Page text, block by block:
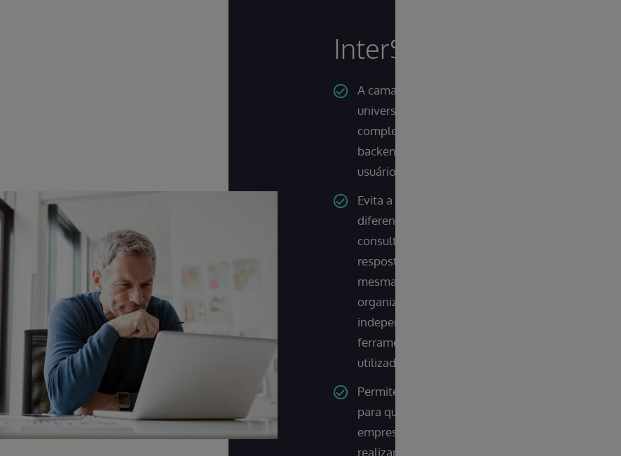
InterSystems?
A camada semântica
universal torna estruturas
complexas de dados
backend mais acessíveis a
usuários não-técnicos
Evita a questão dos
diferentes dialectos de
consulta para fornecer
respostas consistentes à
mesma pergunta em toda a
organização,
independentemente da
ferramenta de BI ou IA
utilizada
Permite o BI self-service
para que os utilizadores
empresariais possam
realizar eles próprios